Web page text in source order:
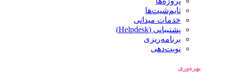
تایم‌شیت‌ها
خدمات میدانی
پشتیبانی (Helpdesk)
برنامه‌ریزی
نوبت‌دهی
بهره‌وری